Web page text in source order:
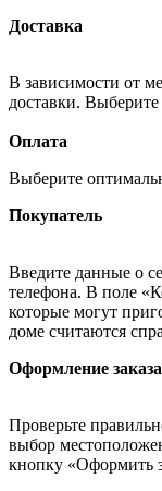
Доставка
В зависимости от
доставки.
Оплата
Выберите
Покупатель
Введите данные о
телефона. В поле
которые могут
доме считаются
Оформление заказа
Проверьте
выбор
кнопку «Оформить